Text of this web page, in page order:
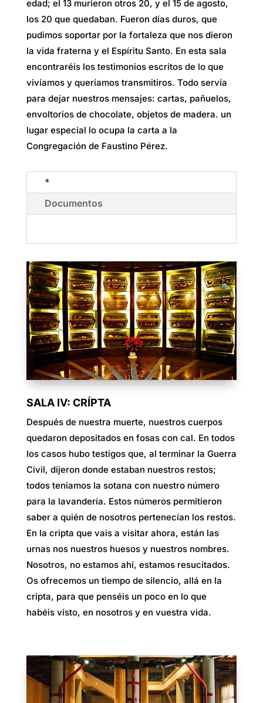
edad; el 13 murieron otros 20, y el 15 de agosto,
los 20 que quedaban. Fueron días duros, que
pudimos soportar por la fortaleza que nos dieron
la vida fraterna y el Espíritu Santo. En esta sala
encontraréis los testimonios escritos de lo que
vivíamos y queríamos transmitiros. Todo servía
para dejar nuestros mensajes: cartas, pañuelos,
envoltorios de chocolate, objetos de madera. un
lugar especial lo ocupa la carta a la
Congregación de Faustino Pérez.
*
Documentos
SALA IV: CRÍPTA
Después de nuestra muerte, nuestros cuerpos
quedaron depositados en fosas con cal. En todos
los casos hubo testigos que, al terminar la Guerra
Civil, dijeron donde estaban nuestros restos;
todos teníamos la sotana con nuestro número
para la lavandería. Estos números permitieron
saber a quién de nosotros pertenecían los restos.
En la cripta que vais a visitar ahora, están las
urnas nos nuestros huesos y nuestros nombres.
Nosotros, no estamos ahí, estamos resucitados.
Os ofrecemos un tiempo de silencio, allá en la
cripta, para que penséis un poco en lo que
habéis visto, en nosotros y en vuestra vida.